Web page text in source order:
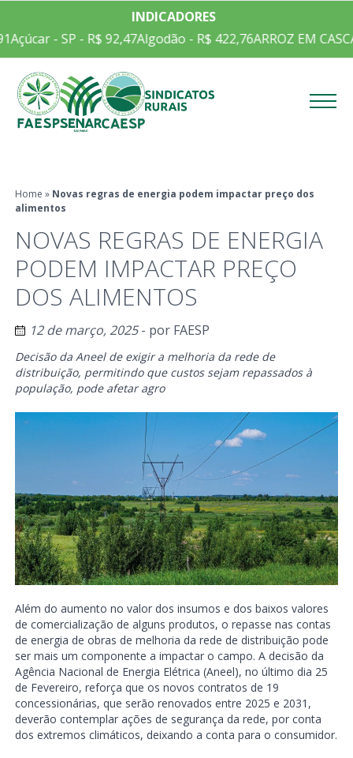
INDICADORES
Açúcar - SP - R$ 92,47Algodão - R$ 422,76ARROZ EM
Home » Novas regras de energia podem impactar preço dos
alimentos
NOVAS REGRAS DE ENERGIA
PODEM IMPACTAR PREÇO
DOS ALIMENTOS
12 de março, 2025- por FAESP
Decisão da Aneel de exigir a melhoria da rede de
distribuição, permitindo que custos sejam repassados à
população, pode afetar agro
Além do aumento no valor dos insumos e dos baixos valores
de comercialização de alguns produtos, o repasse nas contas
de energia de obras de melhoria da rede de distribuição pode
ser mais um componente a impactar o campo. A decisão da
Agência Nacional de Energia Elétrica (Aneel), no último dia 25
de Fevereiro, reforça que os novos contratos de 19
concessionárias, que serão renovados entre 2025 e 2031,
deverão contemplar ações de segurança da rede, por conta
dos extremos climáticos, deixando a conta para o consumidor.